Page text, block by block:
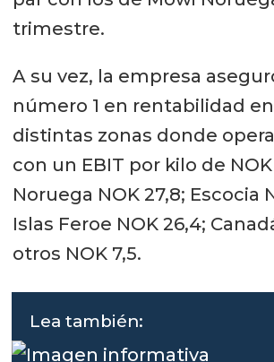
trimestre.
A su vez, la empresa
número 1 en rentabilidad
distintas zonas donde
con un EBIT por kilo de NOK
Noruega NOK 27,8; Escocia
Islas Feroe NOK 26,4;
otros NOK 7,5.
Lea también: